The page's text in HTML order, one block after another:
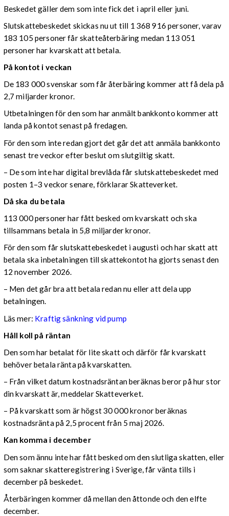
Beskedet gäller dem som inte fick det i april eller juni.
Slutskattebeskedet skickas nu ut till 1 368 916 personer, varav
183 105 personer får skatteåterbäring medan 113 051
personer har kvarskatt att betala.
På kontot i veckan
De 183 000 svenskar som får återbäring kommer att få dela på
2,7 miljarder kronor.
Utbetalningen för den som har anmält bankkonto kommer att
landa på kontot senast på fredagen.
För den som inte redan gjort det går det att anmäla bankkonto
senast tre veckor efter beslut om slutgiltig skatt.
– De som inte har digital brevlåda får slutskattebeskedet med
posten 1–3 veckor senare, förklarar Skatteverket.
Då ska du betala
113 000 personer har fått besked om kvarskatt och ska
tillsammans betala in 5,8 miljarder kronor.
För den som får slutskattebeskedet i augusti och har skatt att
betala ska inbetalningen till skattekontot ha gjorts senast den
12 november 2026.
– Men det går bra att betala redan nu eller att dela upp
betalningen.
Läs mer: Kraftig sänkning vid pump
Håll koll på räntan
Den som har betalat för lite skatt och därför får kvarskatt
behöver betala ränta på kvarskatten.
– Från vilket datum kostnadsräntan beräknas beror på hur stor
din kvarskatt är, meddelar Skatteverket.
– På kvarskatt som är högst 30 000 kronor beräknas
kostnadsränta på 2,5 procent från 5 maj 2026.
Kan komma i december
Den som ännu inte har fått besked om den slutliga skatten, eller
som saknar skatteregistrering i Sverige, får vänta tills i
december på beskedet.
Återbäringen kommer då mellan den åttonde och den elfte
december.